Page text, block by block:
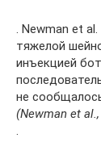
. Newman et
тяжелой
инъекцией
не
(Newman et
.